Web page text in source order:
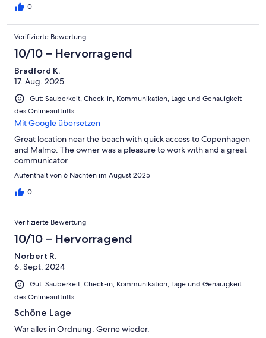
0
Verifizierte Bewertung
10/10 – Hervorragend
Bradford K.
17. Aug. 2025
Gut: Sauberkeit, Check-in, Kommunikation, Lage und Genauigkeit
des Onlineauftritts
Mit Google übersetzen
Great location near the beach with quick access to Copenhagen
and Malmo. The owner was a pleasure to work with and a great
communicator.
Aufenthalt von 6 Nächten im August 2025
0
Verifizierte Bewertung
10/10 – Hervorragend
Norbert R.
6. Sept. 2024
Gut: Sauberkeit, Check-in, Kommunikation, Lage und Genauigkeit
des Onlineauftritts
Schöne Lage
War alles in Ordnung. Gerne wieder.